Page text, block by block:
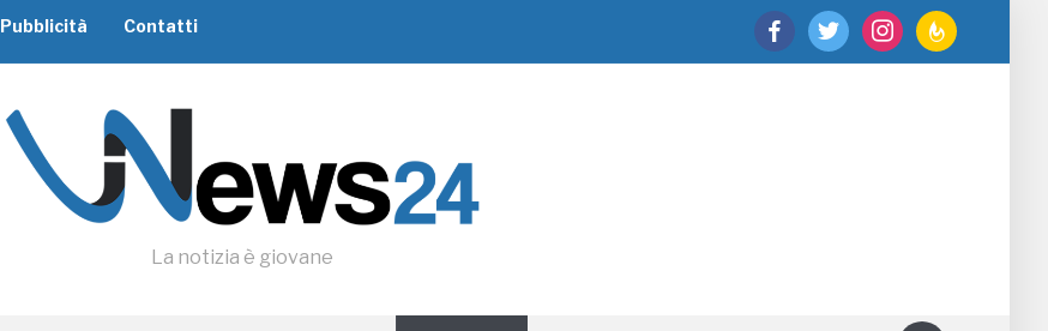
facebooktwitter instagramfeedburner
Pubblicità Contatti
La notizia è giovane